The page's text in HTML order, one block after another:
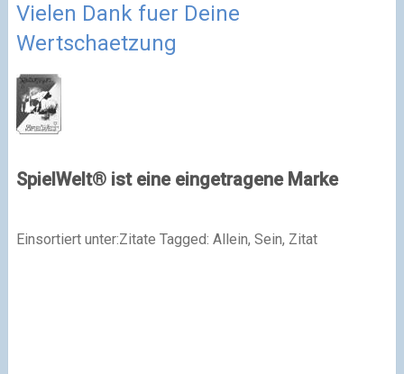
Vielen Dank fuer Deine
Wertschaetzung
SpielWelt® ist eine eingetragene Marke
Einsortiert unter:Zitate Tagged: Allein, Sein, Zitat